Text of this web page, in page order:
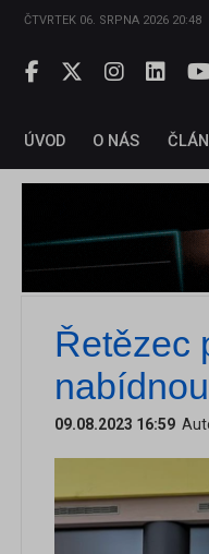
ČTVRTEK 06. SRPNA 2026 20:48
ÚVOD O NÁS
Řetězec
09.08.2023 16:59